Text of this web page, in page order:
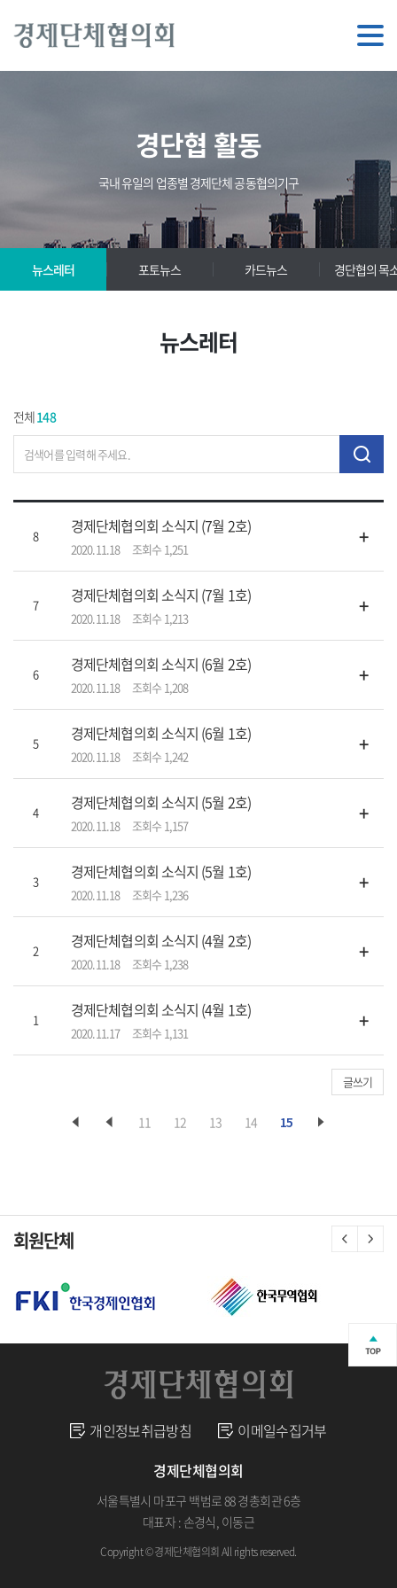
경단협 활동
국내 유일의 업종별 경제단체 공동협의기구
뉴스레터 포토뉴스 카드뉴스 경단협의 목
뉴스레터
전체148
8 경제단체협의회 소식지 (7월 2호)
2020.11.18 조회수 1,251 +
7 경제단체협의회 소식지 (7월 1호)
2020.11.18 조회수 1,213 +
6 경제단체협의회 소식지 (6월 2호)
2020.11.18 조회수 1,208 +
5 경제단체협의회 소식지 (6월 1호)
2020.11.18 조회수 1,242 +
4 경제단체협의회 소식지 (5월 2호)
2020.11.18 조회수 1,157 +
3 경제단체협의회 소식지 (5월 1호)
2020.11.18 조회수 1,236 +
2 경제단체협의회 소식지 (4월 2호)
2020.11.18 조회수 1,238 +
1 경제단체협의회 소식지 (4월 1호)
2020.11.17 조회수 1,131 +
글쓰기
11 12 13 14 15
회원단체
개인정보취급방침
이메일수집거부
경제단체협의회
서울특별시 마포구 백범로 88 경총회관 6층
대표자 : 손경식, 이동근
Copyright © 경제단체협의회 All rights reserved.